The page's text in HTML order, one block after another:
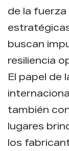
de la
buscan
resiliencia
El papel de
también
lugares
los